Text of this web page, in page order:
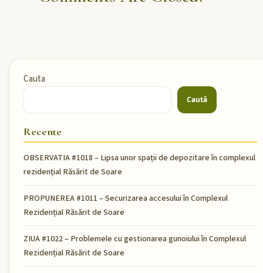
Cauta
Caută
Recente
OBSERVATIA #1018 – Lipsa unor spații de depozitare în complexul
rezidențial Răsărit de Soare
PROPUNEREA #1011 – Securizarea accesului în Complexul
Rezidențial Răsărit de Soare
ZIUA #1022 – Problemele cu gestionarea gunoiului în Complexul
Rezidențial Răsărit de Soare